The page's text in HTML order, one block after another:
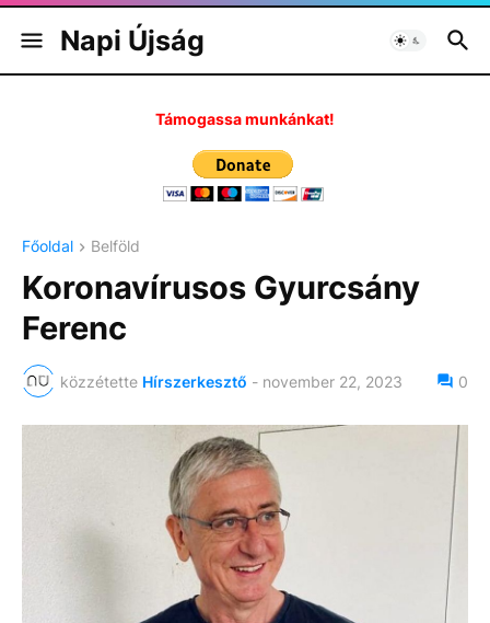
Napi Újság
Támogassa munkánkat!
Főoldal Belföld
Koronavírusos Gyurcsány
Ferenc
közzétette Hírszerkesztő - november 22, 2023 0